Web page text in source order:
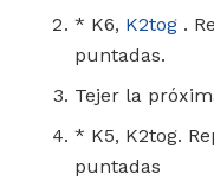
* K6, K2tog .
puntadas.
Tejer la
* K5, K2tog.
puntadas